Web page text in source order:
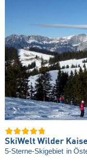
SkiWelt Wilder
5-Sterne-Skigebiet in